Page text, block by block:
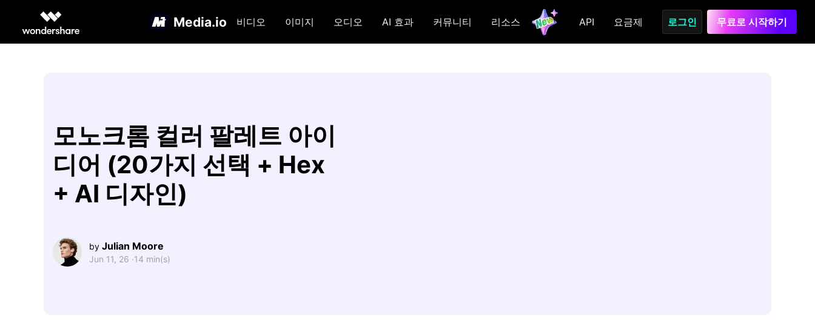
Media.io 비디오 이미지 오디오 AI 효과 커뮤니티 리소스 API 요금제 로그인 무료로 시작하기
모노크롬 컬러 팔레트 아이
디어 (20가지 선택 + Hex
+ AI 디자인)
by Julian Moore
Jun 11, 26 ·14 min(s)